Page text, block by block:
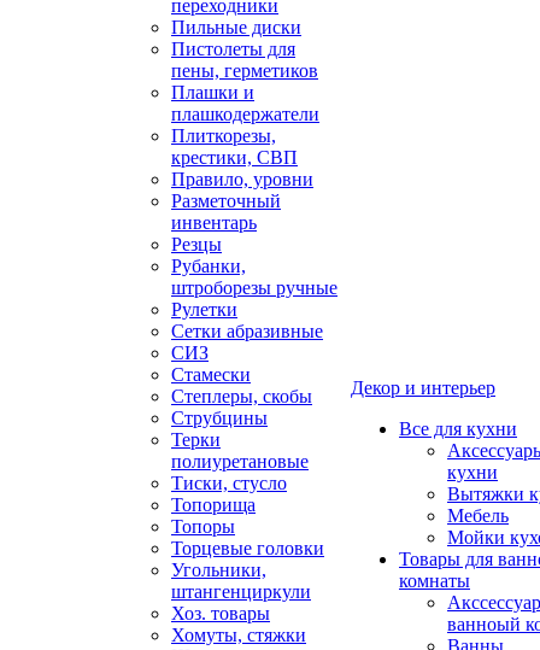
переходники
Пильные диски
Пистолеты для
пены, герметиков
Плашки и
плашкодержатели
Плиткорезы,
крестики, СВП
Правило, уровни
Разметочный
инвентарь
Резцы
Рубанки,
штроборезы ручные
Рулетки
Сетки абразивные
СИЗ
Стамески
Степлеры, скобы
Струбцины
Терки
полиуретановые
Тиски, стусло
Топорища
Топоры
Торцевые головки
Угольники,
штангенциркули
Хоз. товары
Хомуты, стяжки
Декор и интерьер
Все для кухни
кухни
Вытяжки
Мебель
Мойки
Товары для
комнаты
ванноый
Ванны